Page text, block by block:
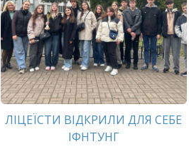
ЛІЦЕЇСТИ ВІДКРИЛИ ДЛЯ СЕБЕ
ІФНТУНГ